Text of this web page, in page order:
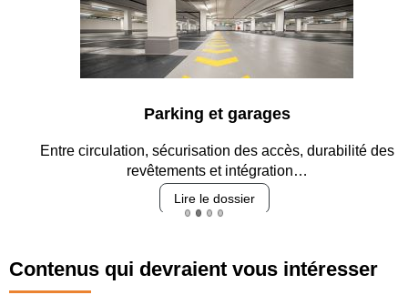
Parking et garages
Entre circulation, sécurisation des accès, durabilité des
revêtements et intégration…
Lire le dossier
Contenus qui devraient vous intéresser